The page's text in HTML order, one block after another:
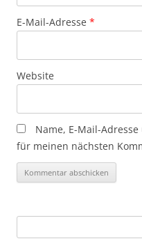
E-Mail-Adresse *
Website
Name, E-Mail-
für meinen nächsten
nach: